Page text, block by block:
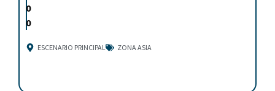
0
0
ESCENARIO PRINCIPAL ZONA ASIA